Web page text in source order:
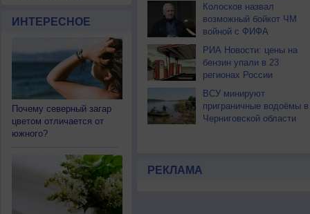
ИНТЕРЕСНОЕ
Почему северный загар
цветом отличается от
южного?
Колосков назвал
возможный бойкот ЧМ
войной с ФИФА
РИА Новости: цены на
бензин упали в 23
регионах России
ВСУ минируют
приграничные водоёмы в
Черниговской области
РЕКЛАМА